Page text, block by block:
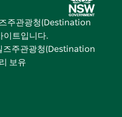
주관광청(Destination
이트입니다.
즈주관광청(Destination
보유